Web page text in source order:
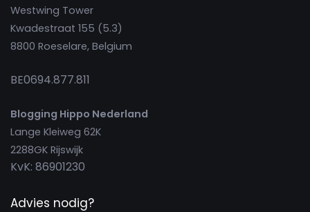
Westwing Tower
Kwadestraat 155 (5.3)
8800 Roeselare, Belgium
BE0694.877.811
Blogging Hippo Nederland
Lange Kleiweg 62K
2288GK Rijswijk
KvK: 86901230
Advies nodig?